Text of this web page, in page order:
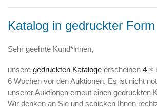
Katalog in gedruckter Form
Sehr geehrte Kund*innen,
unsere gedruckten Kataloge erscheinen 4 ×
6 Wochen vor den Auktionen. Es ist nicht
unserer Auktionen erneut einen gedruckten
Wir denken an Sie und schicken Ihnen